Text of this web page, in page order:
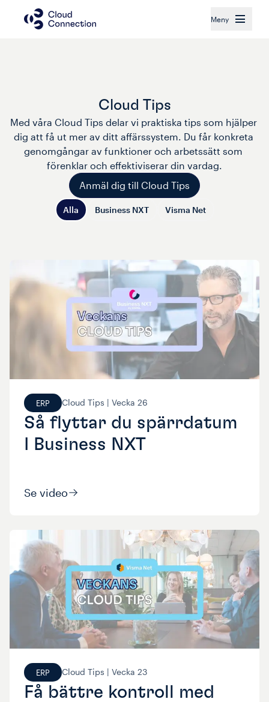
Meny
Cloud Tips
Med våra Cloud Tips delar vi praktiska tips som hjälper
dig att få ut mer av ditt affärssystem. Du får konkreta
genomgångar av funktioner och arbetssätt som
förenklar och effektiviserar din vardag.
Anmäl dig till Cloud Tips
Alla Business NXT Visma Net
ERP Cloud Tips | Vecka 26
Så flyttar du spärrdatum
I Business NXT
Se video
ERP Cloud Tips | Vecka 23
Få bättre kontroll med